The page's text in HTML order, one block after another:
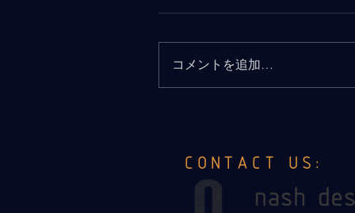
コメントを追加…
CONTACT US: